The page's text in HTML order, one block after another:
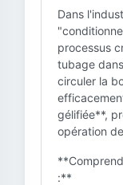
Dans
processus
tubage
circuler la
gélifiée**,
opération
:**